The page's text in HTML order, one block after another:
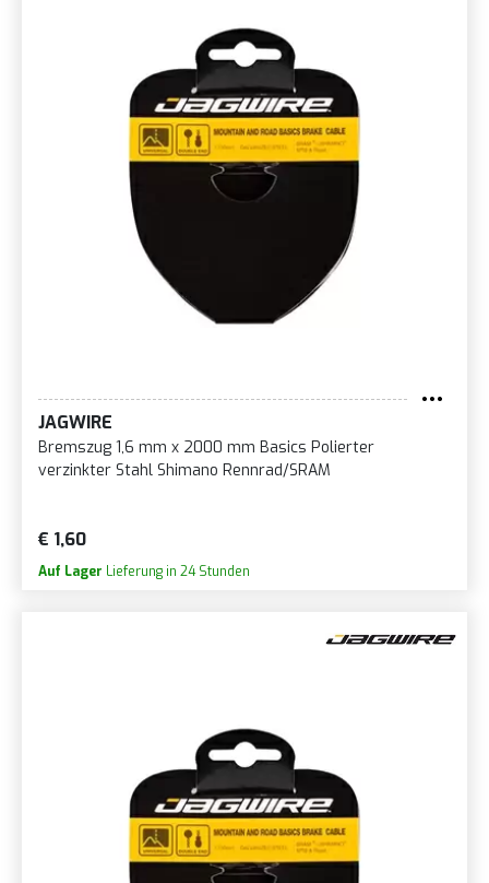
JAGWIRE
Bremszug 1,6 mm x 2000 mm Basics Polierter
verzinkter Stahl Shimano Rennrad/SRAM
€ 1,60
Auf Lager Lieferung in 24 Stunden